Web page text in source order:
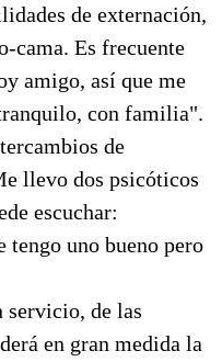
de externación,
cama. Es frecuente
amigo, así que me
con familia".
de
llevo dos psicóticos
escuchar:
tengo uno bueno pero
servicio, de las
en gran medida la